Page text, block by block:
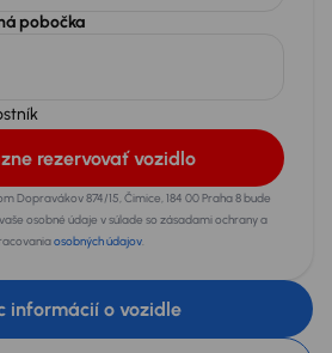
pobočka
rezervovať vozidlo
Dopravákov 874/15, Čimice, 184 00 Praha 8 bude
osobné údaje v súlade so zásadami ochrany a
osobných údajov.
informácií o vozidle